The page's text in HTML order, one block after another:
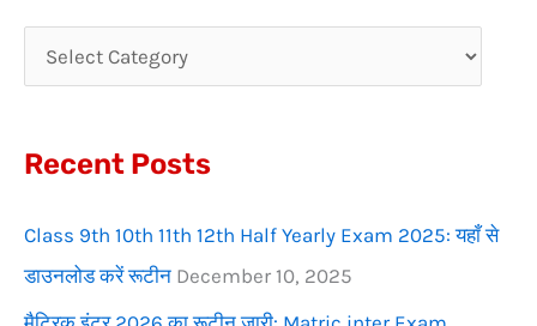
h
o
:
Recent Posts
Class 9th 10th 11th 12th Half Yearly Exam 2025: यहाँ से
डाउनलोड करें रूटीन December 10, 2025